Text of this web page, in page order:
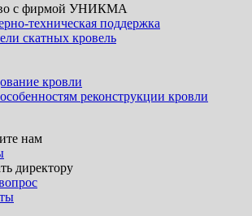
с фирмой УНИКМА
техническая поддержка
скатных кровель
кровли
реконструкции кровли
нам
директору